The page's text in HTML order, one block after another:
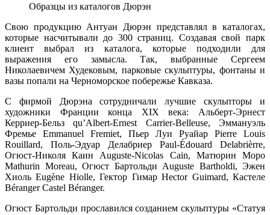
Образцы из каталогов Дюрэн
Свою продукцию Антуан Дюрэн представлял в каталогах,
которые насчитывали до 300 страниц. Создавая свой парк
клиент выбрал из каталога, которые подходили для
выражения его замысла. Так, выбранные Сергеем
Николаевичем Худековым, парковые скульптуры, фонтаны и
вазы попали на Черноморское побережье Кавказа.
С фирмой Дюрэна сотрудничали лучшие скульпторы и
художники Франции конца XIX века: Альберт-Эрнест
Керриер-Бельз qu’Albert-Ernest Carrier-Belleuse, Эммануэль
Фремье Emmanuel Fremiet, Пьер Луи Руайар Pierre Louis
Rouillard, Поль-Эдуар Делабриер Paul-Édouard Delabrièrre,
Огюст-Николя Каин Auguste-Nicolas Cain, Матюрин Моро
Mathurin Moreau, Огюст Бартольди Auguste Bartholdi, Эжен
Хиоль Eugène Hiolle, Гектор Гимар Hector Guimard, Кастеле
Béranger Castel Béranger.
Огюст Бартольди прославился созданием скульптуры «Статуя